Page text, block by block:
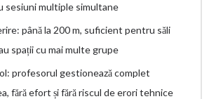
sesiuni multiple simultane
până la 200 m, suficient pentru săli
spații cu mai multe grupe
profesorul gestionează complet
fără efort și fără riscul de erori tehnice